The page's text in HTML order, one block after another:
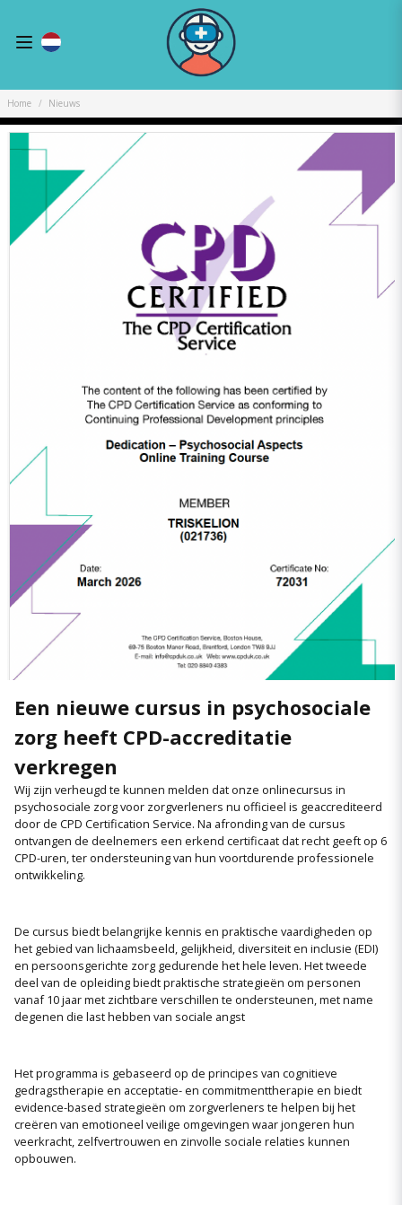
Home Nieuws
Een nieuwe cursus in psychosociale
zorg heeft CPD-accreditatie
verkregen
Wij zijn verheugd te kunnen melden dat onze onlinecursus in
psychosociale zorg voor zorgverleners nu officieel is geaccrediteerd
door de CPD Certification Service. Na afronding van de cursus
ontvangen de deelnemers een erkend certificaat dat recht geeft op 6
CPD-uren, ter ondersteuning van hun voortdurende professionele
ontwikkeling.
De cursus biedt belangrijke kennis en praktische vaardigheden op
het gebied van lichaamsbeeld, gelijkheid, diversiteit en inclusie (EDI)
en persoonsgerichte zorg gedurende het hele leven. Het tweede
deel van de opleiding biedt praktische strategieën om personen
vanaf 10 jaar met zichtbare verschillen te ondersteunen, met name
degenen die last hebben van sociale angst
Het programma is gebaseerd op de principes van cognitieve
gedragstherapie en acceptatie- en commitmenttherapie en biedt
evidence-based strategieën om zorgverleners te helpen bij het
creëren van emotioneel veilige omgevingen waar jongeren hun
veerkracht, zelfvertrouwen en zinvolle sociale relaties kunnen
opbouwen.